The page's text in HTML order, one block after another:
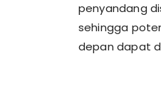
penyandang
sehingga
depan dapat